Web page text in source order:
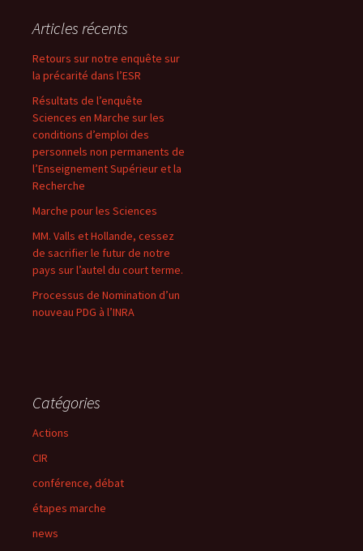
Articles récents
Retours sur notre enquête sur
la précarité dans l’ESR
Résultats de l’enquête
Sciences en Marche sur les
conditions d’emploi des
personnels non permanents de
l’Enseignement Supérieur et la
Recherche
Marche pour les Sciences
MM. Valls et Hollande, cessez
de sacrifier le futur de notre
pays sur l’autel du court terme.
Processus de Nomination d’un
nouveau PDG à l’INRA
Catégories
Actions
CIR
conférence, débat
étapes marche
news